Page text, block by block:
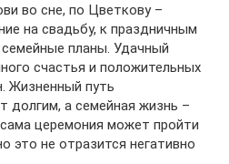
во сне, по Цветкову –
на свадьбу, к праздничным
планы. Удачный
счастья и положительных
Жизненный путь
долгим, а семейная жизнь –
церемония может пройти
это не отразится негативно